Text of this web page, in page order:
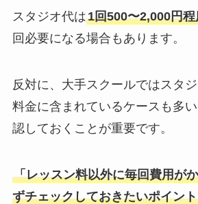
スタジオ代は1回500〜2,000円程
回必要になる場合もあります。
反対に、大手スクールではスタ
料金に含まれているケースも多
認しておくことが重要です。
「レッスン料以外に毎回費用が
ずチェックしておきたいポイン